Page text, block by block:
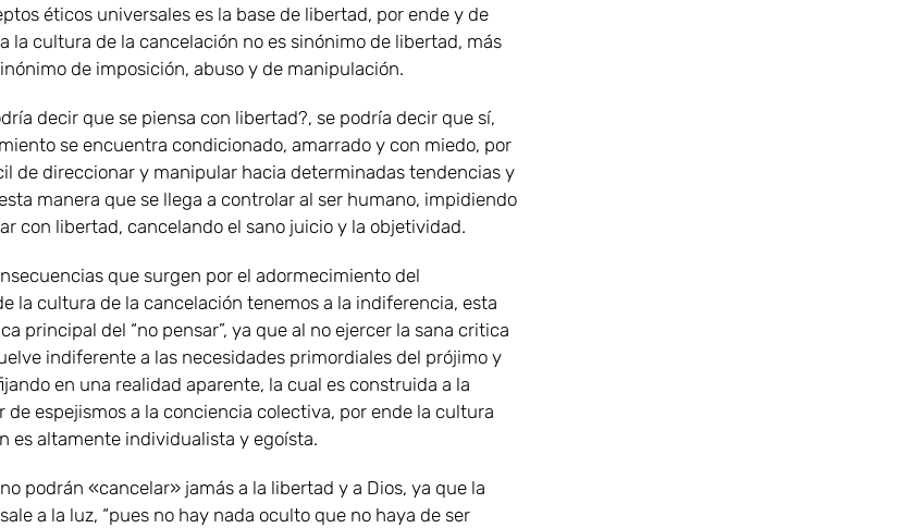
éticos universales es la base de libertad, por ende y de
la cultura de la cancelación no es sinónimo de libertad, más
de imposición, abuso y de manipulación.
decir que se piensa con libertad?, se podría decir que sí,
se encuentra condicionado, amarrado y con miedo, por
de direccionar y manipular hacia determinadas tendencias y
manera que se llega a controlar al ser humano, impidiendo
con libertad, cancelando el sano juicio y la objetividad.
que surgen por el adormecimiento del
la cultura de la cancelación tenemos a la indiferencia, esta
principal del “no pensar”, ya que al no ejercer la sana critica
indiferente a las necesidades primordiales del prójimo y
en una realidad aparente, la cual es construida a la
de espejismos a la conciencia colectiva, por ende la cultura
es altamente individualista y egoísta.
podrán «cancelar» jamás a la libertad y a Dios, ya que la
a la luz, “pues no hay nada oculto que no haya de ser